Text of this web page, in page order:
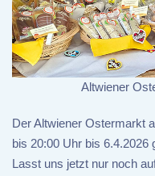
Altwiener
Der Altwiener Ostermarkt
bis 20:00 Uhr bis 6.4.2026
Lasst uns jetzt nur noch